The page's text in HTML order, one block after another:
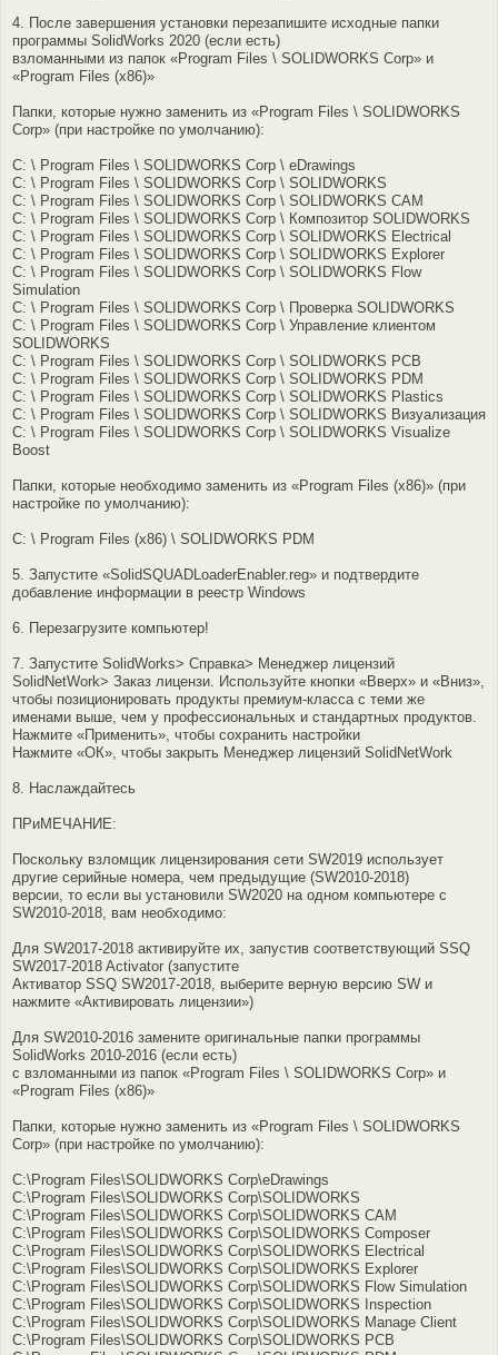
4. После завершения установки перезапишите исходные папки
программы SolidWorks 2020 (если есть)
взломанными из папок «Program Files \ SOLIDWORKS Corp» и
«Program Files (x86)»
Папки, которые нужно заменить из «Program Files \ SOLIDWORKS
Corp» (при настройке по умолчанию):
C: \ Program Files \ SOLIDWORKS Corp \ eDrawings
C: \ Program Files \ SOLIDWORKS Corp \ SOLIDWORKS
C: \ Program Files \ SOLIDWORKS Corp \ SOLIDWORKS CAM
C: \ Program Files \ SOLIDWORKS Corp \ Композитор SOLIDWORKS
C: \ Program Files \ SOLIDWORKS Corp \ SOLIDWORKS Electrical
C: \ Program Files \ SOLIDWORKS Corp \ SOLIDWORKS Explorer
C: \ Program Files \ SOLIDWORKS Corp \ SOLIDWORKS Flow
Simulation
C: \ Program Files \ SOLIDWORKS Corp \ Проверка SOLIDWORKS
C: \ Program Files \ SOLIDWORKS Corp \ Управление клиентом
SOLIDWORKS
C: \ Program Files \ SOLIDWORKS Corp \ SOLIDWORKS PCB
C: \ Program Files \ SOLIDWORKS Corp \ SOLIDWORKS PDM
C: \ Program Files \ SOLIDWORKS Corp \ SOLIDWORKS Plastics
C: \ Program Files \ SOLIDWORKS Corp \ SOLIDWORKS Визуализация
C: \ Program Files \ SOLIDWORKS Corp \ SOLIDWORKS Visualize
Boost
Папки, которые необходимо заменить из «Program Files (x86)» (при
настройке по умолчанию):
C: \ Program Files (x86) \ SOLIDWORKS PDM
5. Запустите «SolidSQUADLoaderEnabler.reg» и подтвердите
добавление информации в реестр Windows
6. Перезагрузите компьютер!
7. Запустите SolidWorks> Справка> Менеджер лицензий
SolidNetWork> Заказ лицензи. Используйте кнопки «Вверх» и «Вниз»,
чтобы позиционировать продукты премиум-класса с теми же
именами выше, чем у профессиональных и стандартных продуктов.
Нажмите «Применить», чтобы сохранить настройки
Нажмите «ОК», чтобы закрыть Менеджер лицензий SolidNetWork
8. Наслаждайтесь
ПРиМЕЧАНИЕ:
Поскольку взломщик лицензирования сети SW2019 использует
другие серийные номера, чем предыдущие (SW2010-2018)
версии, то если вы установили SW2020 на одном компьютере с
SW2010-2018, вам необходимо:
Для SW2017-2018 активируйте их, запустив соответствующий SSQ
SW2017-2018 Activator (запустите
Активатор SSQ SW2017-2018, выберите верную версию SW и
нажмите «Активировать лицензии»)
Для SW2010-2016 замените оригинальные папки программы
SolidWorks 2010-2016 (если есть)
с взломанными из папок «Program Files \ SOLIDWORKS Corp» и
«Program Files (x86)»
Папки, которые нужно заменить из «Program Files \ SOLIDWORKS
Corp» (при настройке по умолчанию):
C:\Program Files\SOLIDWORKS Corp\eDrawings
C:\Program Files\SOLIDWORKS Corp\SOLIDWORKS
C:\Program Files\SOLIDWORKS Corp\SOLIDWORKS CAM
C:\Program Files\SOLIDWORKS Corp\SOLIDWORKS Composer
C:\Program Files\SOLIDWORKS Corp\SOLIDWORKS Electrical
C:\Program Files\SOLIDWORKS Corp\SOLIDWORKS Explorer
C:\Program Files\SOLIDWORKS Corp\SOLIDWORKS Flow Simulation
C:\Program Files\SOLIDWORKS Corp\SOLIDWORKS Inspection
C:\Program Files\SOLIDWORKS Corp\SOLIDWORKS Manage Client
C:\Program Files\SOLIDWORKS Corp\SOLIDWORKS PCB